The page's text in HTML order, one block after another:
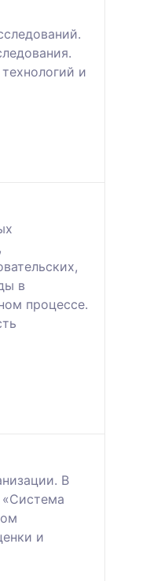
и
в
процессе.
В
«Система
и